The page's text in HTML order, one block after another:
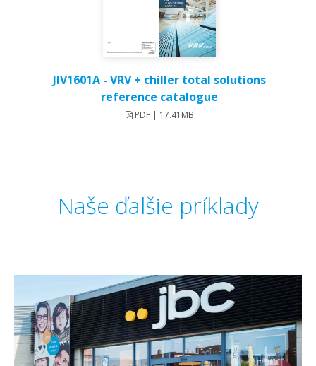
JIV1601A - VRV + chiller total solutions
reference catalogue
PDF | 17.41MB
Naše ďalšie príklady